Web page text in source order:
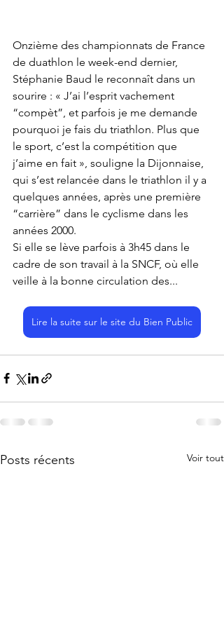
Onzième des championnats de France
de duathlon le week-end dernier,
Stéphanie Baud le reconnaît dans un
sourire : « J’ai l’esprit vachement
“compèt”, et parfois je me demande
pourquoi je fais du triathlon. Plus que
le sport, c’est la compétition que
j’aime en fait », souligne la Dijonnaise,
qui s’est relancée dans le triathlon il y a
quelques années, après une première
“carrière” dans le cyclisme dans les
années 2000.
Si elle se lève parfois à 3h45 dans le
cadre de son travail à la SNCF, où elle
veille à la bonne circulation des...
Lire la suite sur le site du Bien Public
Posts récents Voir tout